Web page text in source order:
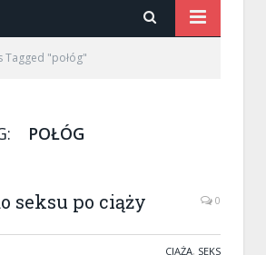
Tagged "połóg"
POŁÓG
seksu po ciąży 0
CIĄŻA, SEKS